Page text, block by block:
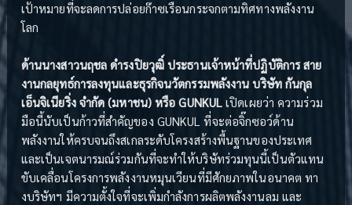
เป้าหมายที่จะลดการปล่อยก๊าซเรือนกระจกตามทิศทางพลังงาน
โลก
ด้านนางสาวนฤชล ดำรงปิยวุฒิ์ ประธานเจ้าหน้าที่ปฏิบัติการ สาย
งานกลยุทธ์การลงทุนและธุรกิจนวัตกรรมพลังงาน บริษัท กันกุล
เอ็นจิเนียริ่ง จำกัด (มหาชน) หรือ GUNKULเปิดเผยว่า ความร่วม
มือนี้นับเป็นก้าวที่สำคัญของ GUNKUL ที่จะต่อจิ๊กซอว์ด้าน
พลังงานให้ครบจนถึงสเกลระดับโครงสร้างพื้นฐานของประเทศ
และเป็นเจตนารมณ์ร่วมกันที่จะทำให้บริษัทร่วมทุนนี้เป็นตัวแทน
ขับเคลื่อนโครงการพลังงานหมุนเวียนที่มีศักยภาพในอนาคต ทา
งบริษัทฯ มีความตั้งใจที่จะเพิ่มกำลังการผลิตพลังงานลม และ